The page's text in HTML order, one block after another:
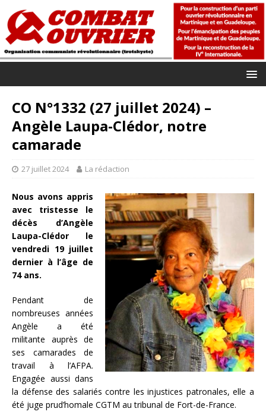
CO N°1332 (27 juillet 2024) –
Angèle Laupa-Clédor, notre
camarade
27 juillet 2024 La rédaction
Nous avons appris
avec tristesse le
décès d’Angèle
Laupa-Clédor le
vendredi 19 juillet
dernier à l’âge de
74 ans.
Pendant de
nombreuses années
Angèle a été
militante auprès de
ses camarades de
travail à l’AFPA.
Engagée aussi dans
la défense des salariés contre les injustices patronales, elle a
été juge prud’homale CGTM au tribunal de Fort-de-France.